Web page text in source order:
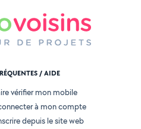
/ AIDE
vérifier mon mobile
à mon compte
depuis le site web